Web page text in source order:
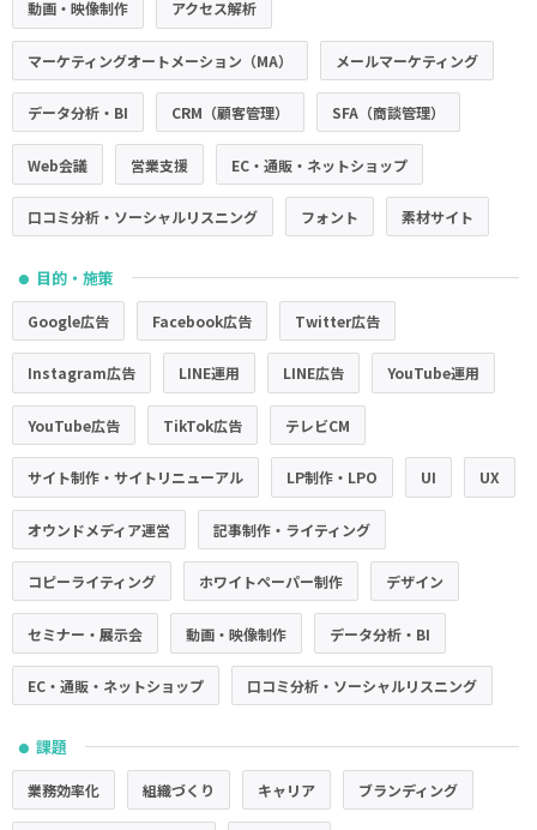
動画・映像制作 アクセス解析
マーケティングオートメーション（MA） メールマーケティング
データ分析・BI CRM（顧客管理） SFA（商談管理）
Web会議 営業支援 EC・通販・ネットショップ
口コミ分析・ソーシャルリスニング フォント 素材サイト
● 目的・施策
Google広告 Facebook広告 Twitter広告
Instagram広告 LINE運用 LINE広告 YouTube運用
YouTube広告 TikTok広告 テレビCM
サイト制作・サイトリニューアル LP制作・LPO UI UX
オウンドメディア運営 記事制作・ライティング
コピーライティング ホワイトペーパー制作 デザイン
セミナー・展示会 動画・映像制作 データ分析・BI
EC・通販・ネットショップ 口コミ分析・ソーシャルリスニング
● 課題
業務効率化 組織づくり キャリア ブランディング